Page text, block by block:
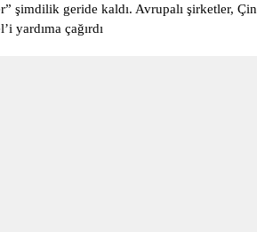
şimdilik geride kaldı. Avrupalı şirketler, Çin
yardıma çağırdı